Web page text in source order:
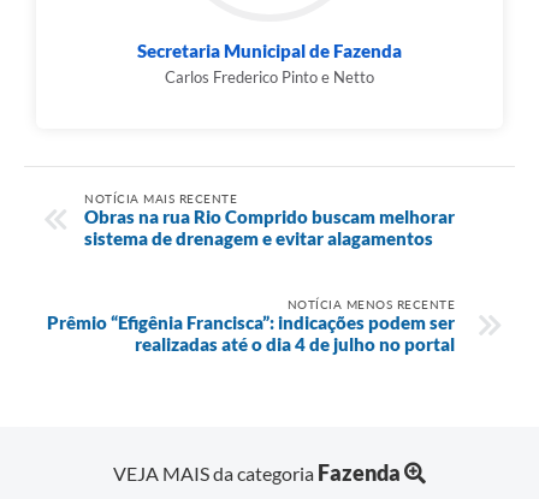
Secretaria Municipal de Fazenda
Carlos Frederico Pinto e Netto
NOTÍCIA MAIS RECENTE
Obras na rua Rio Comprido buscam melhorar
sistema de drenagem e evitar alagamentos
NOTÍCIA MENOS RECENTE
Prêmio “Efigênia Francisca”: indicações podem ser
realizadas até o dia 4 de julho no portal
VEJA MAIS da categoria Fazenda